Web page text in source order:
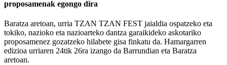
proposamenak egongo dira
Baratza aretoan, urria TZAN TZAN FEST jaialdia ospatzeko eta
tokiko, nazioko eta nazioarteko dantza garaikideko askotariko
proposamenez gozatzeko hilabete gisa finkatu da. Hamargarren
edizioa urriaren 24tik 26ra izango da Barrundian eta Baratza
aretoan.